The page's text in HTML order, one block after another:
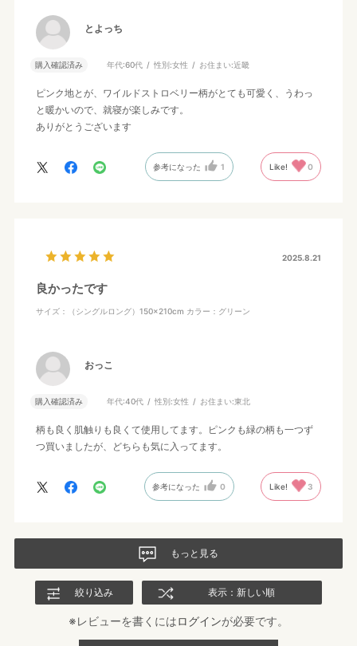
とよっち
購入確認済み 年代:60代 性別:女性 お住まい:近畿
ピンク地とが、ワイルドストロベリー柄がとても可愛く、うわっ
と暖かいので、就寝が楽しみです。
ありがとうございます
参考になった 1 Like! 0
2025.8.21
良かったです
サイズ：（シングルロング）150×210cm カラー：グリーン
おっこ
購入確認済み 年代:40代 性別:女性 お住まい:東北
柄も良く肌触りも良くて使用してます。ピンクも緑の柄も一つず
つ買いましたが、どちらも気に入ってます。
参考になった 0 Like! 3
もっと見る
絞り込み 表示：新しい順
※レビューを書くにはログインが必要です。